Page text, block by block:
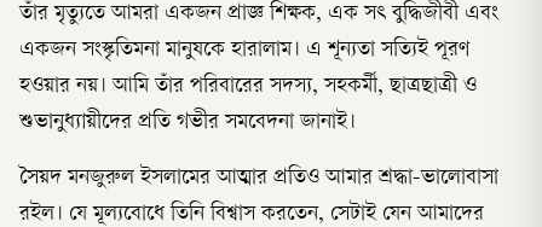
তাঁর মৃত্যুতে আমরা একজন প্রাজ্ঞ শিক্ষক, এক সৎ বুদ্ধিজীবী এবং
একজন সংস্কৃতিমনা মানুষকে হারালাম। এ শূন্যতা সত্যিই পূরণ
হওয়ার নয়। আমি তাঁর পরিবারের সদস্য, সহকর্মী, ছাত্রছাত্রী ও
শুভানুধ্যায়ীদের প্রতি গভীর সমবেদনা জানাই।
সৈয়দ মনজুরুল ইসলামের আত্মার প্রতিও আমার শ্রদ্ধা-ভালোবাসা
রইল। যে মূল্যবোধে তিনি বিশ্বাস করতেন, সেটাই যেন আমাদের